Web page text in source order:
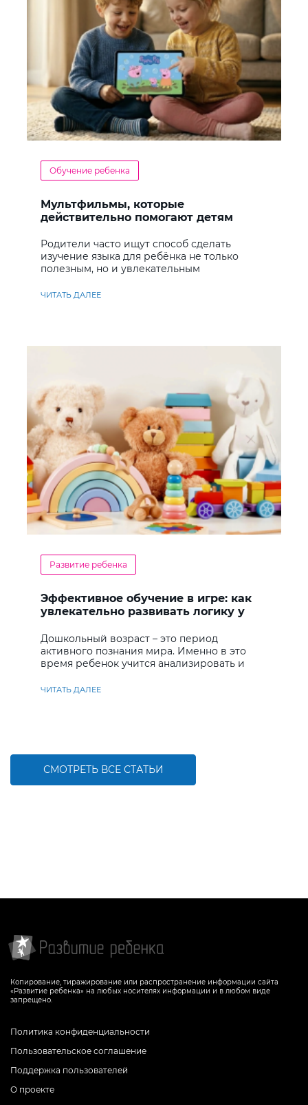
Обучение ребенка
Мультфильмы, которые
действительно помогают детям
Родители часто ищут способ сделать
изучение языка для ребёнка не только
полезным, но и увлекательным
ЧИТАТЬ ДАЛЕЕ
Развитие ребенка
Эффективное обучение в игре: как
увлекательно развивать логику у
Дошкольный возраст – это период
активного познания мира. Именно в это
время ребенок учится анализировать и
ЧИТАТЬ ДАЛЕЕ
СМОТРЕТЬ ВСЕ СТАТЬИ
Копирование, тиражирование или распространение информации сайта
«Развитие ребенка» на любых носителях информации и в любом виде
запрещено.
Политика конфиденциальности
Пользовательское соглашение
Поддержка пользователей
О проекте